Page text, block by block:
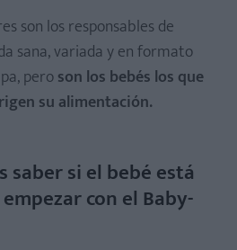
son los responsables de
sana, variada y en formato
peroson los bebés los que
su alimentación.
saber si el bebé está
con el Baby-